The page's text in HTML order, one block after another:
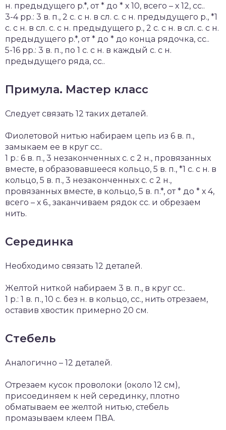
н. предыдущего р.*, от * до * х 10, всего – х 12, сс..
3-4 рр.: 3 в. п., 2 с. с н. в сл. с. с н. предыдущего р., *1
с. с н. в сл. с. с н. предыдущего р., 2 с. с н. в сл. с. с н.
предыдущего р.*, от * до * до конца рядочка, сс..
5-16 рр.: 3 в. п., по 1 с. с н. в каждый с. с н.
предыдущего ряда, сс..
Примула. Мастер класс
Следует связать 12 таких деталей.
Фиолетовой нитью набираем цепь из 6 в. п.,
замыкаем ее в круг сс..
1 р.: 6 в. п., 3 незаконченных с. с 2 н., провязанных
вместе, в образовавшееся кольцо, 5 в. п., *1 с. с н. в
кольцо, 5 в. п., 3 незаконченных с. с 2 н.,
провязанных вместе, в кольцо, 5 в. п.*, от * до * х 4,
всего – х 6., заканчиваем рядок сс. и обрезаем
нить.
Серединка
Необходимо связать 12 деталей.
Желтой ниткой набираем 3 в. п., в круг сс..
1 р.: 1 в. п., 10 с. без н. в кольцо, сс., нить отрезаем,
оставив хвостик примерно 20 см.
Стебель
Аналогично – 12 деталей.
Отрезаем кусок проволоки (около 12 см),
присоединяем к ней серединку, плотно
обматываем ее желтой нитью, стебель
промазываем клеем ПВА.